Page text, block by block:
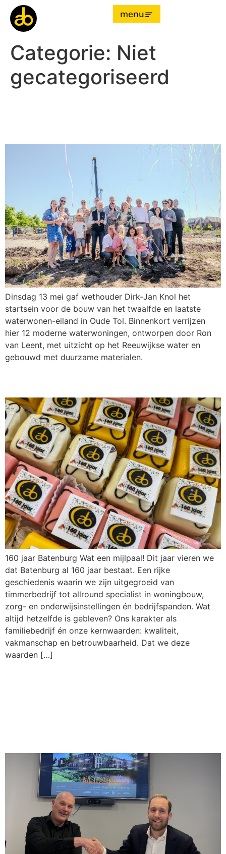
menu
Categorie: Niet
gecategoriseerd
Dinsdag 13 mei gaf wethouder Dirk-Jan Knol het
startsein voor de bouw van het twaalfde en laatste
waterwonen-eiland in Oude Tol. Binnenkort verrijzen
hier 12 moderne waterwoningen, ontworpen door Ron
van Leent, met uitzicht op het Reeuwijkse water en
gebouwd met duurzame materialen.
160 jaar Batenburg Wat een mijlpaal! Dit jaar vieren we
dat Batenburg al 160 jaar bestaat. Een rijke
geschiedenis waarin we zijn uitgegroeid van
timmerbedrijf tot allround specialist in woningbouw,
zorg- en onderwijsinstellingen én bedrijfspanden. Wat
altijd hetzelfde is gebleven? Ons karakter als
familiebedrijf én onze kernwaarden: kwaliteit,
vakmanschap en betrouwbaarheid. Dat we deze
waarden […]